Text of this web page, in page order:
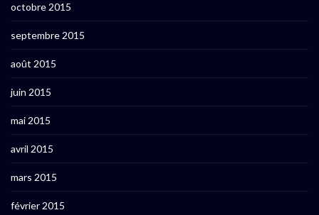
octobre 2015
septembre 2015
août 2015
juin 2015
mai 2015
avril 2015
mars 2015
février 2015